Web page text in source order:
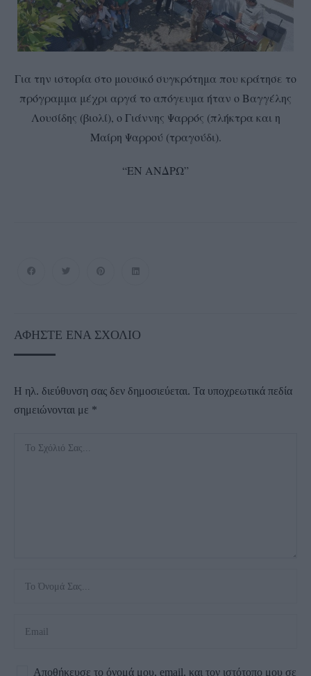
Για την ιστορία στο μουσικό συγκρότημα που κράτησε το
πρόγραμμα μέχρι αργά το απόγευμα ήταν ο Βαγγέλης
Λουσίδης (βιολί), ο Γιάννης Ψαρρός (πλήκτρα και η
Μαίρη Ψαρρού (τραγούδι).
“ΕΝ ΑΝΔΡΩ”
ΑΦΉΣΤΕ ΈΝΑ ΣΧΌΛΙΟ
Η ηλ. διεύθυνση σας δεν δημοσιεύεται. Τα υποχρεωτικά πεδία
σημειώνονται με *
Αποθήκευσε το όνομά μου, email, και τον ιστότοπο μου σε